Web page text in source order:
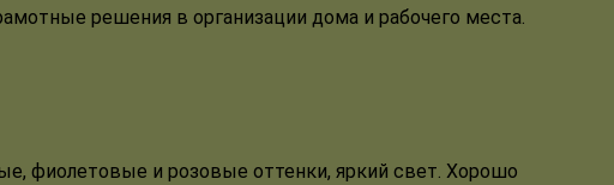
решения в организации дома и рабочего места.
фиолетовые и розовые оттенки, яркий свет. Хорошо